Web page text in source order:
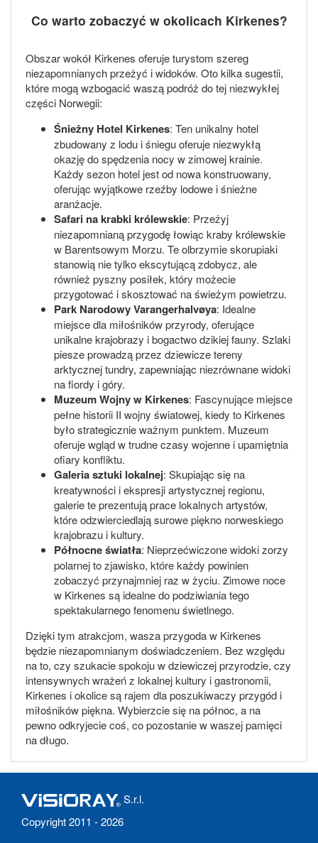
Co warto zobaczyć w okolicach Kirkenes?
Obszar wokół Kirkenes oferuje turystom szereg
niezapomnianych przeżyć i widoków. Oto kilka sugestii,
które mogą wzbogacić waszą podróż do tej niezwykłej
części Norwegii:
Śnieżny Hotel Kirkenes: Ten unikalny hotel
zbudowany z lodu i śniegu oferuje niezwykłą
okazję do spędzenia nocy w zimowej krainie.
Każdy sezon hotel jest od nowa konstruowany,
oferując wyjątkowe rzeźby lodowe i śnieżne
aranżacje.
Safari na krabki królewskie: Przeżyj
niezapomnianą przygodę łowiąc kraby królewskie
w Barentsowym Morzu. Te olbrzymie skorupiaki
stanowią nie tylko ekscytującą zdobycz, ale
również pyszny posiłek, który możecie
przygotować i skosztować na świeżym powietrzu.
Park Narodowy Varangerhalvøya: Idealne
miejsce dla miłośników przyrody, oferujące
unikalne krajobrazy i bogactwo dzikiej fauny. Szlaki
piesze prowadzą przez dziewicze tereny
arktycznej tundry, zapewniając niezrównane widoki
na fiordy i góry.
Muzeum Wojny w Kirkenes: Fascynujące miejsce
pełne historii II wojny światowej, kiedy to Kirkenes
było strategicznie ważnym punktem. Muzeum
oferuje wgląd w trudne czasy wojenne i upamiętnia
ofiary konfliktu.
Galeria sztuki lokalnej: Skupiając się na
kreatywności i ekspresji artystycznej regionu,
galerie te prezentują prace lokalnych artystów,
które odzwierciedlają surowe piękno norweskiego
krajobrazu i kultury.
Północne światła: Nieprzećwiczone widoki zorzy
polarnej to zjawisko, które każdy powinien
zobaczyć przynajmniej raz w życiu. Zimowe noce
w Kirkenes są idealne do podziwiania tego
spektakularnego fenomenu świetlnego.
Dzięki tym atrakcjom, wasza przygoda w Kirkenes
będzie niezapomnianym doświadczeniem. Bez względu
na to, czy szukacie spokoju w dziewiczej przyrodzie, czy
intensywnych wrażeń z lokalnej kultury i gastronomii,
Kirkenes i okolice są rajem dla poszukiwaczy przygód i
miłośników piękna. Wybierzcie się na północ, a na
pewno odkryjecie coś, co pozostanie w waszej pamięci
na długo.
S.r.l.
Copyright 2011 - 2026